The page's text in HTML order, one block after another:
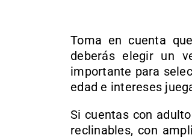
Toma en cuenta
deberás elegir un
importante para
edad e intereses
Si cuentas con
reclinables, con